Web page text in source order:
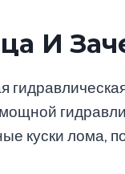
И
куски лома,